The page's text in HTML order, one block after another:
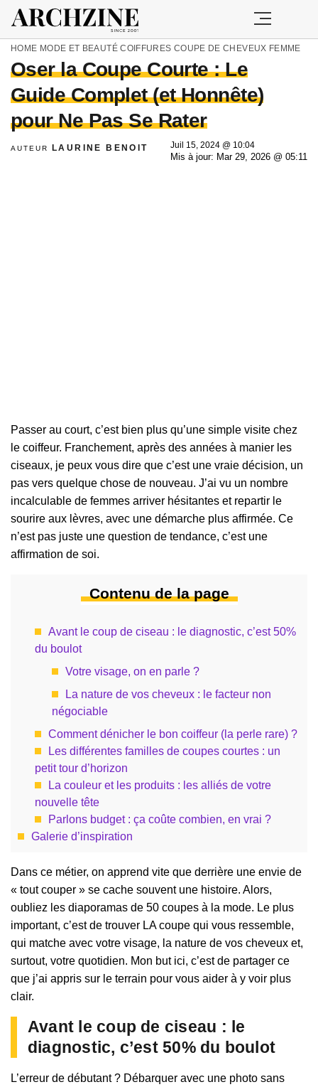
HOME MODE ET BEAUTÉ COIFFURES COUPE DE CHEVEUX FEMME
Oser la Coupe Courte : Le
Guide Complet (et Honnête)
pour Ne Pas Se Rater
AUTEUR LAURINE BENOIT
Juil 15, 2024 @ 10:04
Mis à jour: Mar 29, 2026 @ 05:11
Passer au court, c’est bien plus qu’une simple visite chez
le coiffeur. Franchement, après des années à manier les
ciseaux, je peux vous dire que c’est une vraie décision, un
pas vers quelque chose de nouveau. J’ai vu un nombre
incalculable de femmes arriver hésitantes et repartir le
sourire aux lèvres, avec une démarche plus affirmée. Ce
n’est pas juste une question de tendance, c’est une
affirmation de soi.
Contenu de la page
Avant le coup de ciseau : le diagnostic, c’est 50%
du boulot
Votre visage, on en parle ?
La nature de vos cheveux : le facteur non
négociable
Comment dénicher le bon coiffeur (la perle rare) ?
Les différentes familles de coupes courtes : un
petit tour d’horizon
La couleur et les produits : les alliés de votre
nouvelle tête
Parlons budget : ça coûte combien, en vrai ?
Galerie d’inspiration
Dans ce métier, on apprend vite que derrière une envie de
« tout couper » se cache souvent une histoire. Alors,
oubliez les diaporamas de 50 coupes à la mode. Le plus
important, c’est de trouver LA coupe qui vous ressemble,
qui matche avec votre visage, la nature de vos cheveux et,
surtout, votre quotidien. Mon but ici, c’est de partager ce
que j’ai appris sur le terrain pour vous aider à y voir plus
clair.
Avant le coup de ciseau : le
diagnostic, c’est 50% du boulot
L’erreur de débutant ? Débarquer avec une photo sans